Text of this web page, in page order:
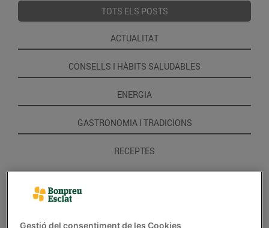
TOTS ELS POSTS
ACTUALITAT
CONSELLS I HÀBITS SALUDABLES
ENERGIA
GASTRONOMIA I TRADICIONS
RECEPTES
Gestió del consentiment de les Cookies